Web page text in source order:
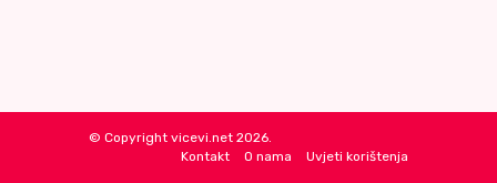
© Copyright vicevi.net 2026.
Kontakt
O nama Uvjeti korištenja